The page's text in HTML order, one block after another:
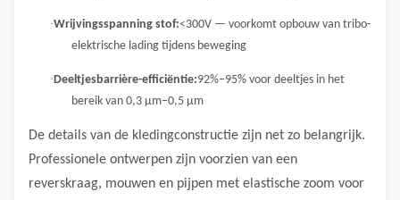
·Wrijvingsspanning stof:<300V — voorkomt opbouw van tribo-
elektrische lading tijdens beweging
·Deeltjesbarrière-efficiëntie:92%–95% voor deeltjes in het
bereik van 0,3 μm–0,5 μm
De details van de kledingconstructie zijn net zo belangrijk.
Professionele ontwerpen zijn voorzien van een
reverskraag, mouwen en pijpen met elastische zoom voor